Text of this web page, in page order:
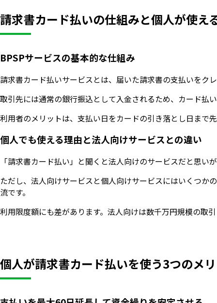
請求書カード払いの仕組みと個人が使え
BPSPサービスの基本的な仕組み
請求書カード払いサービスとは、届いた請求書の支払いをク
取引先には通常の銀行振込として入金されるため、カード
利用者のメリットは、支払い日をカードの引き落とし日まで
個人でも使える理由と法人向けサービスとの違い
「請求書カード払い」と聞くと法人向けのサービスだと思
ただし、法人向けサービスと個人向けサービスにはいくつか
流です。
利用限度額にも差があります。法人向けは数千万円規模の取
個人が請求書カード払いを使う3つのメ